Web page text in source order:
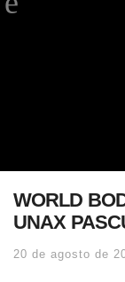
WORLD
UNAX
20 de agosto de